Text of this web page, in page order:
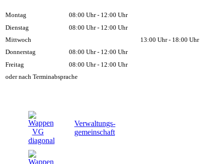
Montag
08:00 Uhr - 12:00 Uhr
Dienstag
08:00 Uhr - 12:00 Uhr
Mittwoch
13:00 Uhr - 18:00 Uhr
Donnerstag
08:00 Uhr - 12:00 Uhr
Freitag
08:00 Uhr - 12:00 Uhr
oder nach Terminabsprache
Verwaltungs-
gemeinschaft